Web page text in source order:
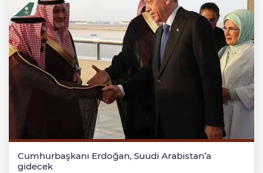
Cumhurbaşkanı Erdoğan, Suudi Arabistan’a
gidecek